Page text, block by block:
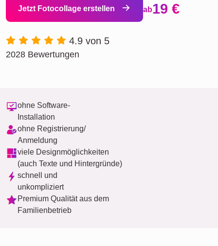
Jetzt Fotocollage erstellen ab19 €
4.9 von 5
2028 Bewertungen
ohne Software-
Installation
ohne Registrierung/
Anmeldung
viele Designmöglichkeiten
(auch Texte und Hintergründe)
schnell und
unkompliziert
Premium Qualität aus dem
Familienbetrieb